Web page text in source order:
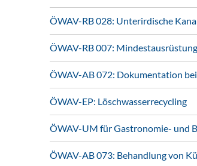
ÖWAV-RB 028: Unterirdische
ÖWAV-RB 007:
ÖWAV-AB 072: Dokumentation
ÖWAV-EP: Löschwasserrecycling
ÖWAV-UM für Gastronomie- und
ÖWAV-AB 073: Behandlung von